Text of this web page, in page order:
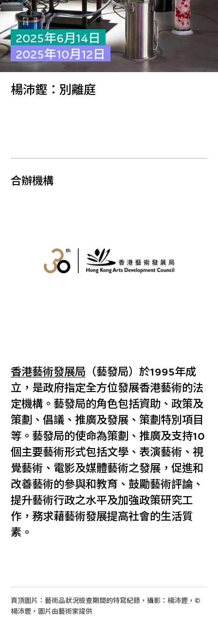
2025年6月14日
2025年10月12日
楊沛鏗：別離庭
合辦機構
香港藝術發展局 （藝發局）於1995年成
立，是政府指定全方位發展香港藝術的法
定機構。藝發局的角色包括資助、政策及
策劃、倡議、推廣及發展、策劃特別項目
等。藝發局的使命為策劃、推廣及支持10
個主要藝術形式包括文學、表演藝術、視
覺藝術、電影及媒體藝術之發展，促進和
改善藝術的參與和教育、鼓勵藝術評論、
提升藝術行政之水平及加強政策研究工
作，務求藉藝術發展提高社會的生活質
素。
頁頂圖片：藝術品狀況檢查期間的特寫紀錄，攝影：楊沛鏗，©
楊沛鏗，圖片由藝術家提供